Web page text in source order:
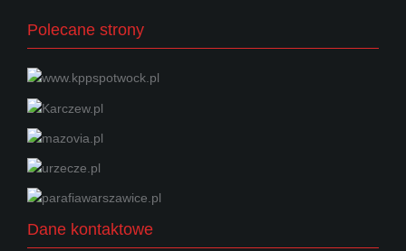
Polecane strony
Dane kontaktowe